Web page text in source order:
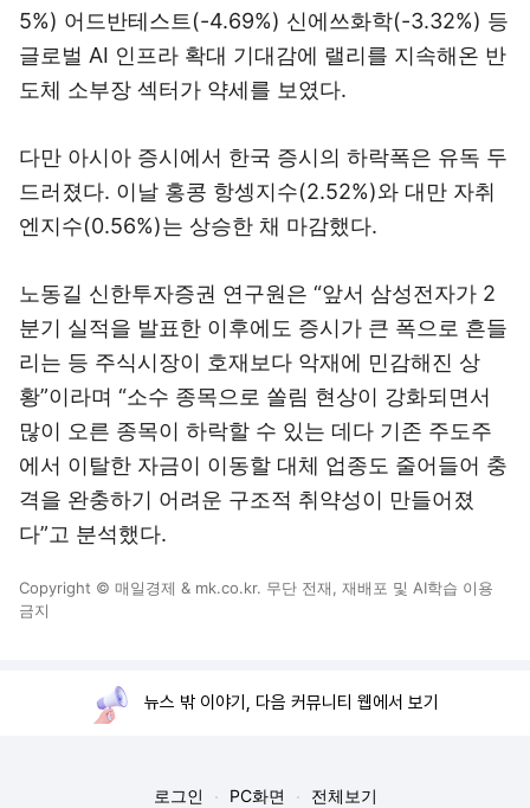
5%) 어드반테스트(-4.69%) 신에쓰화학(-3.32%) 등
글로벌 AI 인프라 확대 기대감에 랠리를 지속해온 반
도체 소부장 섹터가 약세를 보였다.
다만 아시아 증시에서 한국 증시의 하락폭은 유독 두
드러졌다. 이날 홍콩 항셍지수(2.52%)와 대만 자취
엔지수(0.56%)는 상승한 채 마감했다.
노동길 신한투자증권 연구원은 “앞서 삼성전자가 2
분기 실적을 발표한 이후에도 증시가 큰 폭으로 흔들
리는 등 주식시장이 호재보다 악재에 민감해진 상
황”이라며 “소수 종목으로 쏠림 현상이 강화되면서
많이 오른 종목이 하락할 수 있는 데다 기존 주도주
에서 이탈한 자금이 이동할 대체 업종도 줄어들어 충
격을 완충하기 어려운 구조적 취약성이 만들어졌
다”고 분석했다.
Copyright © 매일경제 & mk.co.kr. 무단 전재, 재배포 및 AI학습 이용
금지
뉴스 밖 이야기, 다음 커뮤니티 웹에서 보기
로그인 PC화면 전체보기